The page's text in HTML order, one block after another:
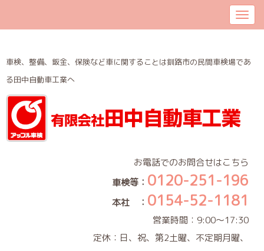
車検、整備、鈑金、保険など車に関することは釧路市の民間車検場であ
る田中自動車工業へ
お電話でのお問合せはこちら
車検等： 0120-251-196
本社 ： 0154-52-1181
営業時間：9:00～17:30
定休：日、祝、第2土曜、不定期月曜、